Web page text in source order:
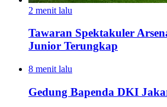
2 menit lalu
Tawaran Spektakuler
Junior Terungkap
8 menit lalu
Gedung Bapenda DKI